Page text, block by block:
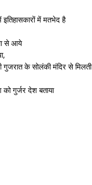
में मतभेद है
से आये
के सोलंकी मंदिर से मिलती
को गुर्जर देश बताया